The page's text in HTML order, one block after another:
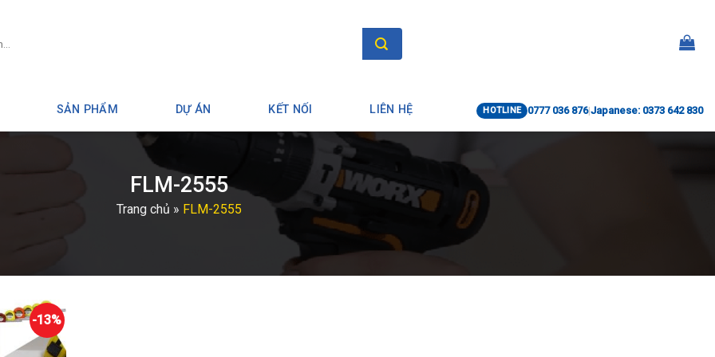
SẢN PHẨM DỰ ÁN KẾT NỐI LIÊN HỆ HOTLINE 0777 036 876|Japanese: 0373 642 830
FLM-2555
Trang chủ » FLM-2555
-13%